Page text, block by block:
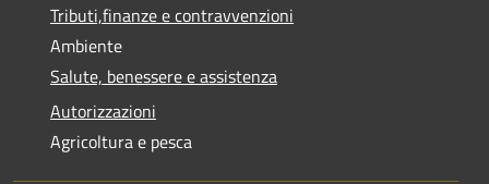
Tributi,finanze e contravvenzioni
Ambiente
Salute, benessere e assistenza
Autorizzazioni
Agricoltura e pesca